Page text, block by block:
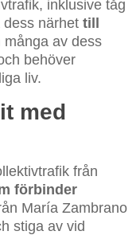
inklusive tåg
närhet till
många av dess
behöver
liv.
med
från
förbinder
María Zambrano
stiga av vid